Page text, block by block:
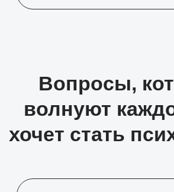
Хватит ли мне смелости после
обучения не положить диплом
на полку, а найти клиентов и
начать консультировать? Ведь
у других — огромный опыт, а я